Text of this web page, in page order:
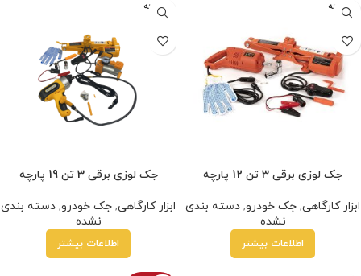
فروخته
شده
جک لوزی برقی 3 تن 12 پارچه
ابزار کارگاهی, جک خودرو, دسته بندی
نشده
اطلاعات بیشتر
فروخته
شده
جک لوزی برقی 3 تن 19 پارچه
ابزار کارگاهی, جک خودرو, دسته بندی
نشده
اطلاعات بیشتر